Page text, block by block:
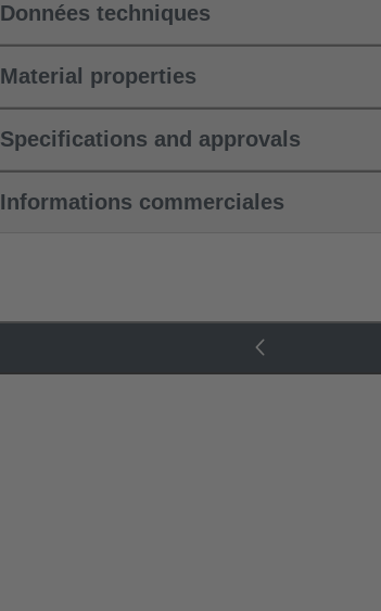
Données techniques
Material properties
Specifications and approvals
Informations commerciales